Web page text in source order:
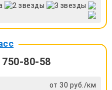
80-58
от 30 руб./км